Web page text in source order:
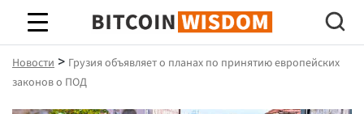
Биткойн Мудрость
Новости > Грузия объявляет о планах по принятию европейских
законов о ПОД